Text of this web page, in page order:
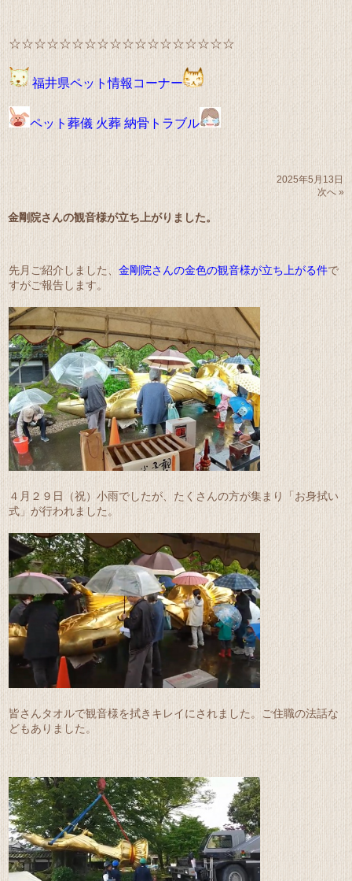
☆☆☆☆☆☆☆☆☆☆☆☆☆☆☆☆☆☆
福井県ペット情報コーナー
ペット葬儀 火葬 納骨トラブル
2025年5月13日
次へ »
金剛院さんの観音様が立ち上がりました。
先月ご紹介しました、金剛院さんの金色の観音様が立ち上がる件で
すがご報告します。
４月２９日（祝）小雨でしたが、たくさんの方が集まり「お身拭い
式」が行われました。
皆さんタオルで観音様を拭きキレイにされました。ご住職の法話な
どもありました。